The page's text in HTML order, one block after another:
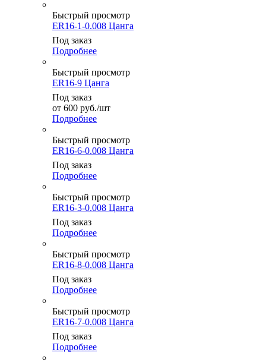
Быстрый просмотр
ER16-1-0.008 Цанга
Под заказ
Подробнее
Быстрый просмотр
ER16-9 Цанга
Под заказ
от 600 руб./шт
Подробнее
Быстрый просмотр
ER16-6-0.008 Цанга
Под заказ
Подробнее
Быстрый просмотр
ER16-3-0.008 Цанга
Под заказ
Подробнее
Быстрый просмотр
ER16-8-0.008 Цанга
Под заказ
Подробнее
Быстрый просмотр
ER16-7-0.008 Цанга
Под заказ
Подробнее